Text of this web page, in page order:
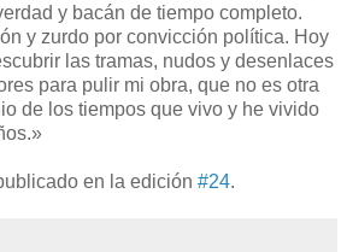
y bacán de tiempo completo.
y zurdo por convicción política. Hoy
las tramas, nudos y desenlaces
para pulir mi obra, que no es otra
de los tiempos que vivo y he vivido
en la edición #24.